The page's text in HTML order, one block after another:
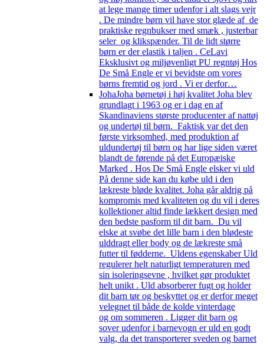
at lege mange timer udenfor i alt slags vejr
. De mindre børn vil have stor glæde af de
praktiske regnbukser med smæk , justerbar
seler og klikspænder. Til de lidt større
børn er der elastik i taljen . CeLavi
Eksklusivt og miljøvenligt PU regntøj Hos
De Små Engle er vi bevidste om vores
børns fremtid og jord . Vi er derfor…
JohaJoha børnetøj i høj kvalitet Joha blev
grundlagt i 1963 og er i dag en af
Skandinaviens største producenter af nattøj
og undertøj til børn. Faktisk var det den
første virksomhed, med produktion af
uldundertøj til børn og har lige siden været
blandt de førende på det Europæiske
Marked . Hos De Små Engle elsker vi uld
På denne side kan du købe uld i den
lækreste bløde kvalitet. Joha går aldrig på
kompromis med kvaliteten og du vil i deres
kollektioner altid finde lækkert design med
den bedste pasform til dit barn. Du vil
elske at svøbe det lille barn i den blødeste
ulddragt eller body og de lækreste små
futter til fødderne. Uldens egenskaber Uld
regulerer helt naturligt temperaturen med
sin isoleringsevne , hvilket gør produktet
helt unikt . Uld absorberer fugt og holder
dit barn tør og beskyttet og er derfor meget
velegnet til både de kolde vinterdage
og om sommeren . Ligger dit barn og
sover udenfor i barnevogn er uld en godt
valg, da det transporterer sveden og barnet